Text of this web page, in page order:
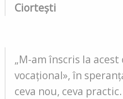
Ciortești
„M-am înscris la
vocațional», în
ceva nou, ceva